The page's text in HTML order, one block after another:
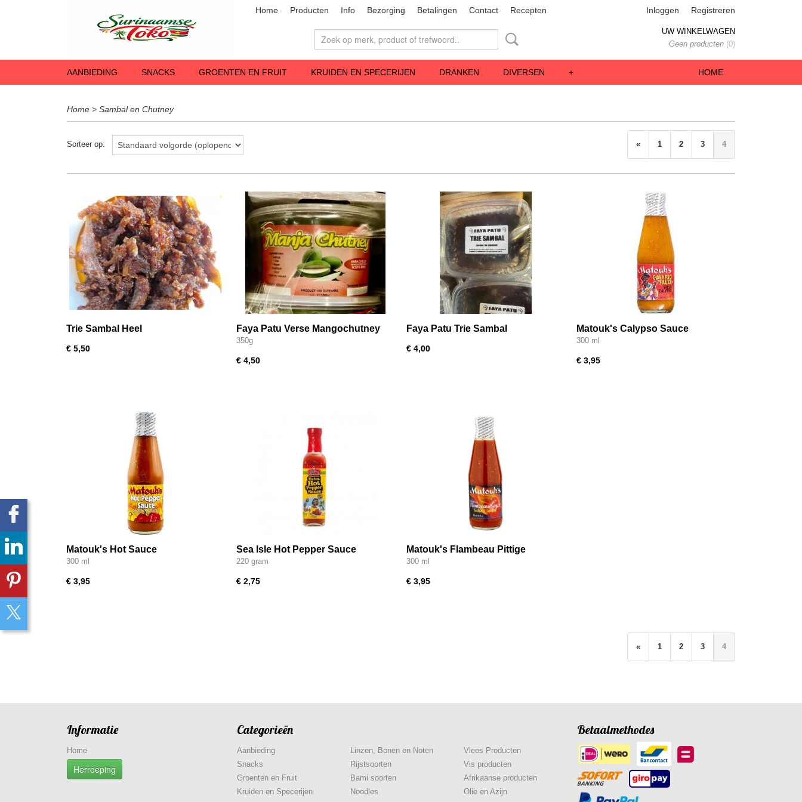
Home Producten Info Bezorging Betalingen Contact Recepten Inloggen Registreren
UW WINKELWAGEN
Geen producten (0)
HOME
AANBIEDING SNACKS GROENTEN EN FRUIT KRUIDEN EN SPECERIJEN DRANKEN DIVERSEN +
Home > Sambal en Chutney
Sorteer op: « 1 2 3 4
Trie Sambal Heel
€ 5,50
Faya Patu Verse Mangochutney
350g
350g
€ 4,50
Faya Patu Trie Sambal
€ 4,00
Matouk's Calypso Sauce
300 ml
€ 3,95
Matouk's Hot Sauce
300 ml
€ 3,95
Sea Isle Hot Pepper Sauce
220 gram
€ 2,75
Matouk's Flambeau Pittige
Chilisaus
300 ml
€ 3,95
« 1 2 3 4
Informatie
Home
Herroeping
Categorieën
Aanbieding
Snacks
Groenten en Fruit
Kruiden en Specerijen
Linzen, Bonen en Noten
Rijstsoorten
Bami soorten
Noodles
Vlees Producten
Vis producten
Afrikaanse producten
Olie en Azijn
Betaalmethodes